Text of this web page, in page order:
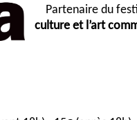
Partenaire du
culture et l’art